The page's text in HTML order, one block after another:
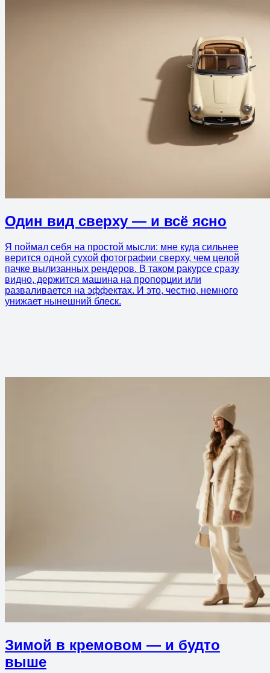
Один вид сверху — и всё ясно
Я поймал себя на простой мысли: мне куда сильнее
верится одной сухой фотографии сверху, чем целой
пачке вылизанных рендеров. В таком ракурсе сразу
видно, держится машина на пропорции или
разваливается на эффектах. И это, честно, немного
унижает нынешний блеск.
Зимой в кремовом — и будто
выше